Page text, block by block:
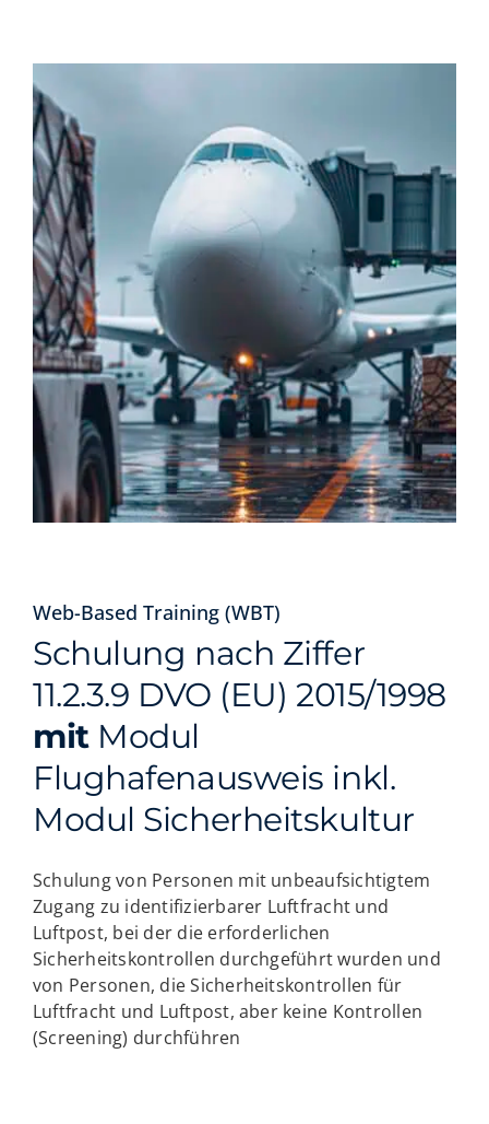
Web-Based Training (WBT)
Schulung nach Ziffer
11.2.3.9 DVO (EU) 2015/1998
mit Modul
Flughafenausweis inkl.
Modul Sicherheitskultur
Schulung von Personen mit unbeaufsichtigtem
Zugang zu identifizierbarer Luftfracht und
Luftpost, bei der die erforderlichen
Sicherheitskontrollen durchgeführt wurden und
von Personen, die Sicherheitskontrollen für
Luftfracht und Luftpost, aber keine Kontrollen
(Screening) durchführen